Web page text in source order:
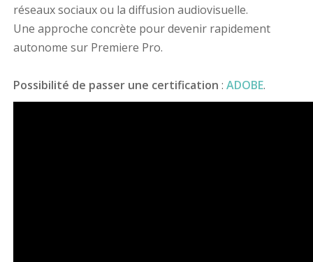
réseaux sociaux ou la diffusion audiovisuelle.
Une approche concrète pour devenir rapidement
autonome sur Premiere Pro.
Possibilité de passer une certification : ADOBE.